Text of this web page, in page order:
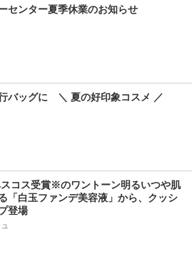
センター夏季休業のお知らせ
バッグに　＼ 夏の好印象コスメ ／
コス受賞※のワントーン明るいつや肌
「白玉ファンデ美容液」から、クッシ
登場